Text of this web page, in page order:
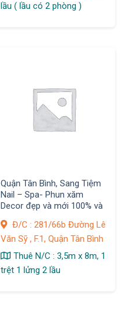
lầu ( lầu có 2 phòng )
Quận Tân Bình, Sang Tiệm
Nail – Spa- Phun xăm
Decor đẹp và mới 100% và
Đ/C : 281/66b Đường Lê
Văn Sỹ , F.1, Quận Tân Bình
Thuê N/C : 3,5m x 8m, 1
trệt 1 lửng 2 lầu